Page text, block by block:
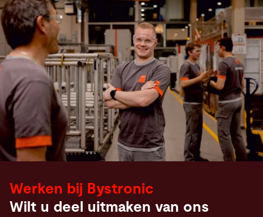
Werken bij Bystronic
Wilt u deel uitmaken van ons